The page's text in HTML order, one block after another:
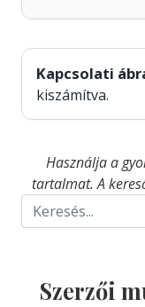
Kapcsolati
kiszámítva.
Használja a
tartalmat. A
Szerzői